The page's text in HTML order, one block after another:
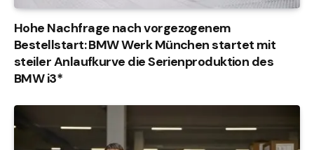
Hohe Nachfrage nach vorgezogenem
Bestellstart: BMW Werk München startet mit
steiler Anlaufkurve die Serienproduktion des
BMW i3*